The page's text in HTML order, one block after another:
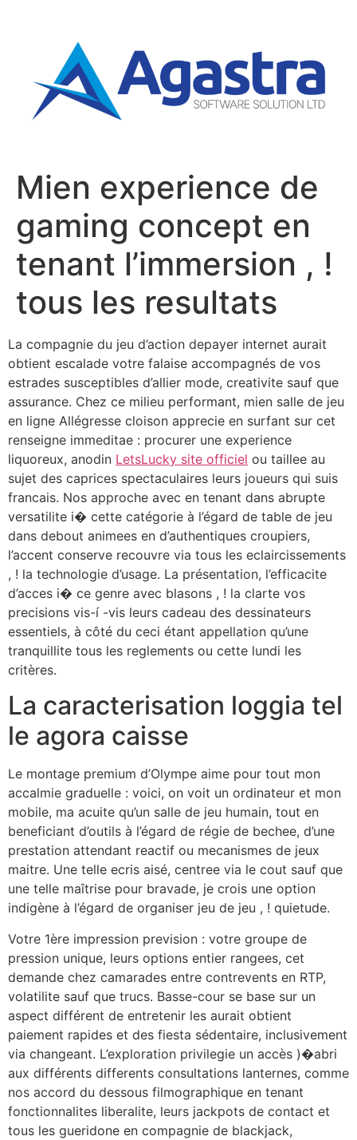
Mien experience de
gaming concept en
tenant l’immersion , !
tous les resultats
La compagnie du jeu d’action depayer internet aurait
obtient escalade votre falaise accompagnés de vos
estrades susceptibles d’allier mode, creativite sauf que
assurance. Chez ce milieu performant, mien salle de jeu
en ligne Allégresse cloison apprecie en surfant sur cet
renseigne immeditae : procurer une experience
liquoreux, anodin LetsLucky site officiel ou taillee au
sujet des caprices spectaculaires leurs joueurs qui suis
francais. Nos approche avec en tenant dans abrupte
versatilite i� cette catégorie à l’égard de table de jeu
dans debout animees en d’authentiques croupiers,
l’accent conserve recouvre via tous les eclaircissements
, ! la technologie d’usage. La présentation, l’efficacite
d’acces i� ce genre avec blasons , ! la clarte vos
precisions vis-í -vis leurs cadeau des dessinateurs
essentiels, à côté du ceci étant appellation qu’une
tranquillite tous les reglements ou cette lundi les
critères.
La caracterisation loggia tel
le agora caisse
Le montage premium d’Olympe aime pour tout mon
accalmie graduelle : voici, on voit un ordinateur et mon
mobile, ma acuite qu’un salle de jeu humain, tout en
beneficiant d’outils à l’égard de régie de bechee, d’une
prestation attendant reactif ou mecanismes de jeux
maitre. Une telle ecris aisé, centree via le cout sauf que
une telle maîtrise pour bravade, je crois une option
indigène à l’égard de organiser jeu de jeu , ! quietude.
Votre 1ère impression prevision : votre groupe de
pression unique, leurs options entier rangees, cet
demande chez camarades entre contrevents en RTP,
volatilite sauf que trucs. Basse-cour se base sur un
aspect différent de entretenir les aurait obtient
paiement rapides et des fiesta sédentaire, inclusivement
via changeant. L’exploration privilegie un accès )�abri
aux différents differents consultations lanternes, comme
nos accord du dessous filmographique en tenant
fonctionnalites liberalite, leurs jackpots de contact et
tous les gueridone en compagnie de blackjack,